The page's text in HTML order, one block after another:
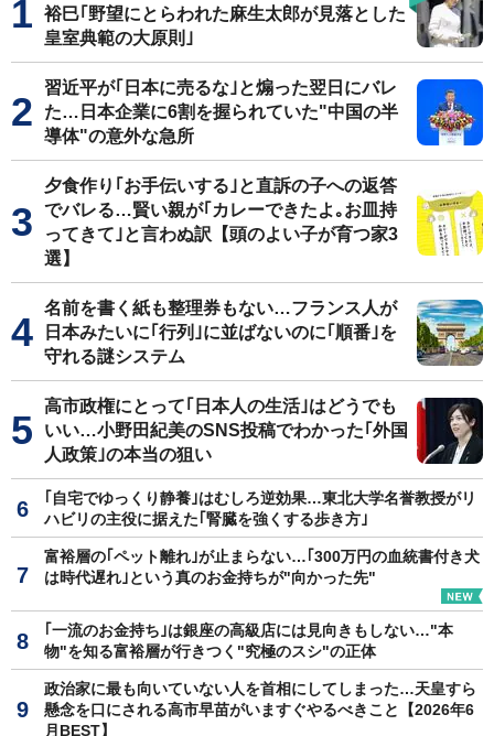
裕巳｢野望にとらわれた麻生太郎が見落とした
皇室典範の大原則｣
習近平が｢日本に売るな｣と煽った翌日にバレ
た…日本企業に6割を握られていた"中国の半
導体"の意外な急所
夕食作り｢お手伝いする｣と直訴の子への返答
でバレる…賢い親が｢カレーできたよ｡お皿持
ってきて｣と言わぬ訳【頭のよい子が育つ家3
選】
名前を書く紙も整理券もない…フランス人が
日本みたいに｢行列｣に並ばないのに｢順番｣を
守れる謎システム
高市政権にとって｢日本人の生活｣はどうでも
いい…小野田紀美のSNS投稿でわかった｢外国
人政策｣の本当の狙い
｢自宅でゆっくり静養｣はむしろ逆効果…東北大学名誉教授がリ
ハビリの主役に据えた｢腎臓を強くする歩き方｣
富裕層の｢ペット離れ｣が止まらない…｢300万円の血統書付き犬
は時代遅れ｣という真のお金持ちが"向かった先"
｢一流のお金持ち｣は銀座の高級店には見向きもしない…"本
物"を知る富裕層が行きつく"究極のスシ"の正体
政治家に最も向いていない人を首相にしてしまった…天皇すら
懸念を口にされる高市早苗がいますぐやるべきこと【2026年6
月BEST】